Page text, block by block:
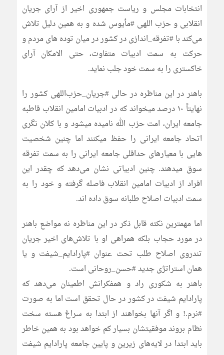
انتخابات مجلس و ریاست جمهوری اخیر از آرای جریان
انقلابی و حزب اللهی #مأیوس شده و به همین دلیل تلاش
می‌کند با #تفرقه_اندازی در کشور در میان توده های مردم و
حرکت به سمت ادبیات متفاوت، حتی الامکان آرای
خاکستری را به سمت خود جلب نماید.
باهنر در این مناظره در حالی #جریان_حزب‌اللهی کشور را
نهایتاً ۱۰ درصد میخواند که در ادبیات امامین انقلاب قاطبه
جامعه ایران، امت حزب الله نامیده میشود و با کلان نگری
اتحاد جامعه ایرانی را حفظ میکنند اما چنین شخصیت
هایی با معیارهای حداقلی جامعه ایرانی را به سمت تفرقه
سوق میدهند. چنین ادبیاتی نشان می‌دهد که چقدر این
افراد از ادبیات امامین انقلاب فاصله گرفته و خود را به
سمت ادبیات اصلاح طلبانه سوق داده اند.
اما مهمترین نکته قابل ذکر در این مناظره نه مواضع باهنر
در مورد حجاب بلکه همراهی او با تلاش‌های اخیر جریان
تندروی اصلاح طلب تحت عنوان #پارادایم_شیفت و یا
همان استراتژی جدید #حسن_روحانی است.
باهنر به شکوری راد و همفکرانش اطمینان می‌دهد که
پارادایم شیفت در کشور در حال تحقق است اما به صورت
#نرم.! و اگر آنها بخواهند از ابتدا به سراغ هسته سخت
نظام بروند موفقیتشان بسیار کم خواهد بود به همین خاطر
باید ابتدا در لایه‌های زیرین و پایین جامعه پارادایم شیفت